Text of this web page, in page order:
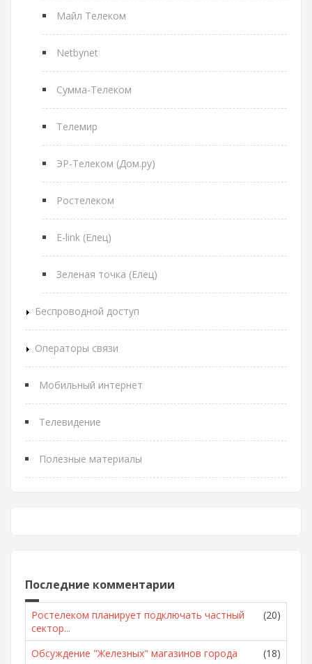
Майл Телеком
Netbynet
Сумма-Телеком
Телемир
ЭР-Телеком (Дом.ру)
Ростелеком
E-link (Елец)
Зеленая точка (Елец)
Беспроводной доступ
Операторы связи
Мобильный интернет
Телевидение
Полезные материалы
Последние комментарии
Ростелеком планирует подключать частный
сектор...
(20)
Обсуждение "Железных" магазинов города
(18)